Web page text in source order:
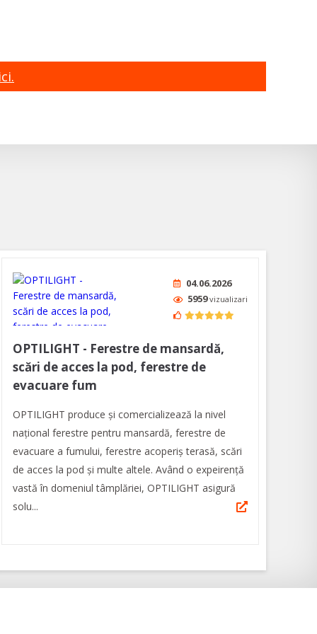
04.06.2026
5959vizualizari
OPTILIGHT - Ferestre de mansardă,
scări de acces la pod, ferestre de
evacuare fum
OPTILIGHT produce şi comercializează la nivel
naţional ferestre pentru mansardă, ferestre de
evacuare a fumului, ferestre acoperiş terasă, scări
de acces la pod și multe altele. Având o expeirenţă
vastă în domeniul tâmplăriei, OPTILIGHT asigură
solu...